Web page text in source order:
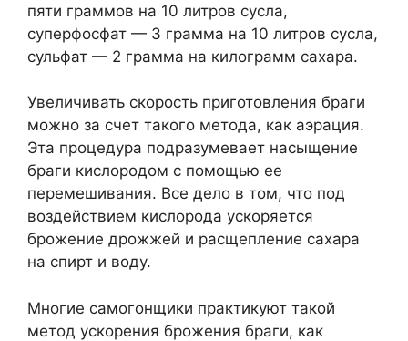
пяти граммов на 10 литров сусла,
суперфосфат — 3 грамма на 10 литров сусла,
сульфат — 2 грамма на килограмм сахара.
Увеличивать скорость приготовления браги
можно за счет такого метода, как аэрация.
Эта процедура подразумевает насыщение
браги кислородом с помощью ее
перемешивания. Все дело в том, что под
воздействием кислорода ускоряется
брожение дрожжей и расщепление сахара
на спирт и воду.
Многие самогонщики практикуют такой
метод ускорения брожения браги, как